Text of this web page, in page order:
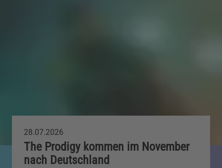
28.07.2026
The Prodigy kommen im November
nach Deutschland